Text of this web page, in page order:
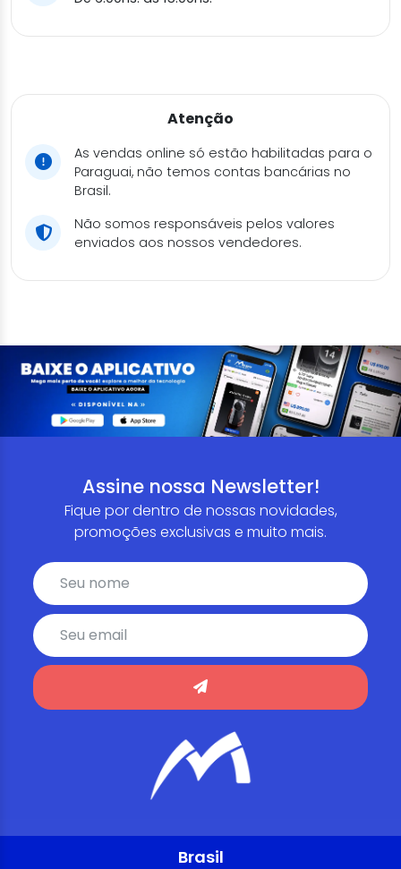
Atenção
As vendas online só estão habilitadas para o
Paraguai, não temos contas bancárias no
Brasil.
Não somos responsáveis pelos valores
enviados aos nossos vendedores.
Assine nossa Newsletter!
Fique por dentro de nossas novidades,
promoções exclusivas e muito mais.
Brasil